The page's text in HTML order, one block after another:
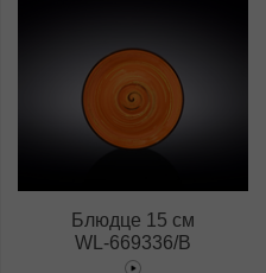
Блюдце 15 см
WL‑669336/B